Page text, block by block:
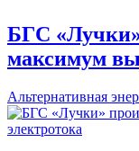
БГС
максимум
Альтернативная